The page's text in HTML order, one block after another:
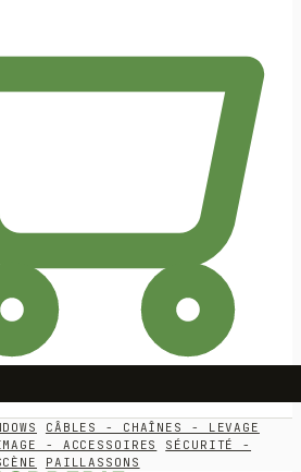
CÂBLES - CHAÎNES - LEVAGE
- ACCESSOIRES
SÉCURITÉ -
PAILLASSONS